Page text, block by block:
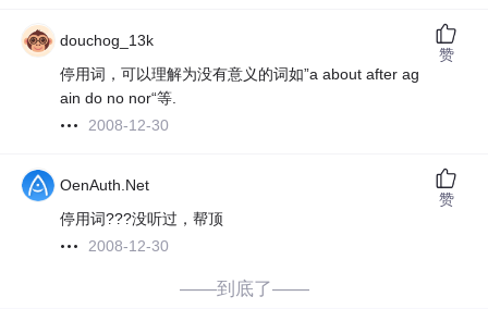
douchog_13k
停用词，可以理解为没有意义的词如”a about after ag
ain do no nor“等.
2008-12-30
赞
OenAuth.Net
停用词???没听过，帮顶
2008-12-30
赞
——到底了——